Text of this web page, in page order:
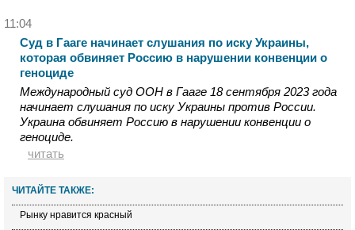
11:04
Суд в Гааге начинает слушания по иску Украины,
которая обвиняет Россию в нарушении конвенции о
геноциде
Международный суд ООН в Гааге 18 сентября 2023 года
начинает слушания по иску Украины против России.
Украина обвиняет Россию в нарушении конвенции о
геноциде.
читать
ЧИТАЙТЕ ТАКЖЕ:
Рынку нравится красный